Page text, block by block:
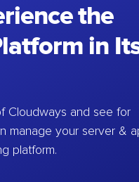
the
in
Cloudways and see for
manage your server &
platform.